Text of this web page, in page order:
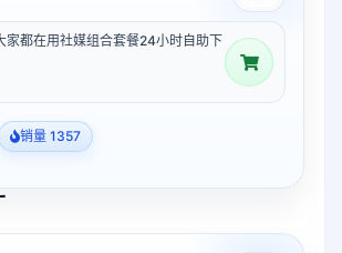
都在用社媒组合套餐24小时自助下
销量 1357